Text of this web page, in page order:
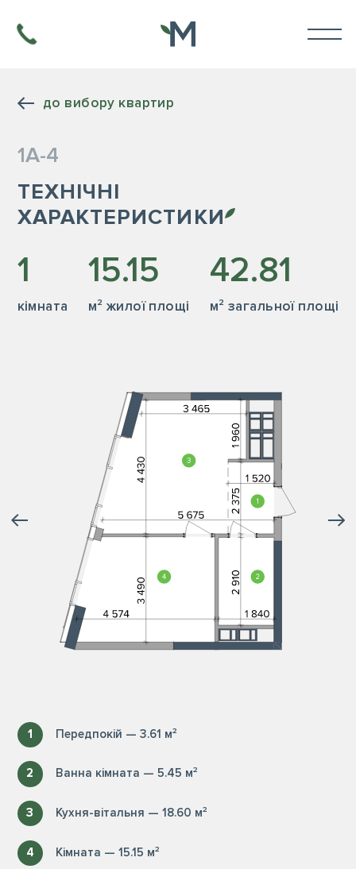
до вибору квартир
1А-4
ТЕХНІЧНІ
ХАРАКТЕРИСТИКИ
1
кiмната
15.15
м² жилої площі
42.81
м² загальної площі
1 Передпокій — 3.61 м²
2 Ванна кімната — 5.45 м²
3 Кухня-вітальня — 18.60 м²
4 Кімната — 15.15 м²